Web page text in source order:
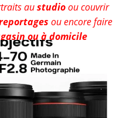
austudioou couvrir
ou encore faire
ou à domicile